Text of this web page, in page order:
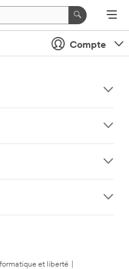
Compte
et liberté